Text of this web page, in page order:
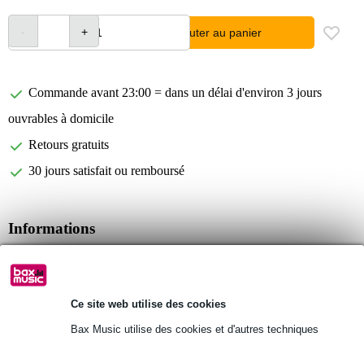
Ce site web utilise des cookies
Bax Music utilise des cookies et d'autres techniques
Ajouter au panier
Commande avant 23:00 = dans un délai d'environ 3 jours
ouvrables à domicile
Retours gratuits
30 jours satisfait ou remboursé
Informations
marque : Thomastik-Infeld
gamme : Belcanto
Afficher toutes les caractéristiques du produit